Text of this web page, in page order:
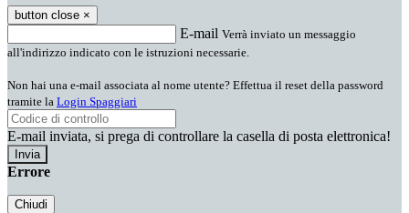
button close ×
E-mail Verrà inviato un messaggio
all'indirizzo indicato con le istruzioni necessarie.
Non hai una e-mail associata al nome utente? Effettua il reset della password
tramite la Login Spaggiari
E-mail inviata, si prega di controllare la casella di posta elettronica!
Errore
Chiudi